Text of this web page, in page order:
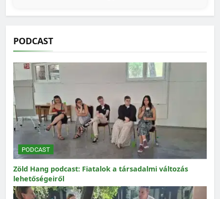
PODCAST
PODCAST
Zöld Hang podcast: Fiatalok a társadalmi változás
lehetőségeiről